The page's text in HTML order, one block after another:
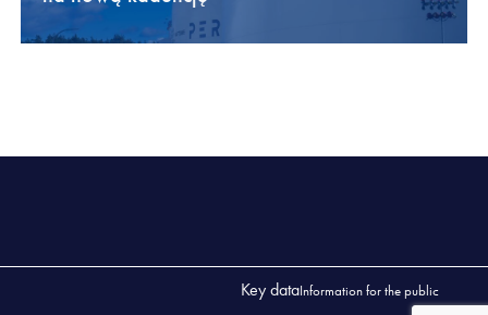
Key dataInformation for the public